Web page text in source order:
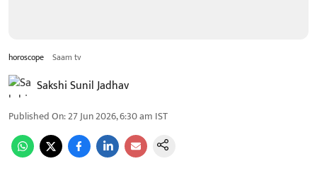
horoscope Saam tv
Sakshi Sunil Jadhav
Published On:27 Jun 2026, 6:30 am IST